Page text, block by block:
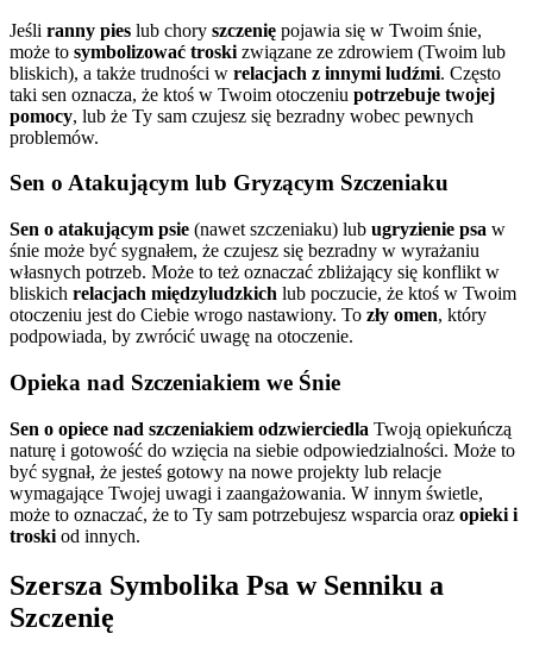
Jeśli ranny pies lub chory szczenię pojawia się w Twoim śnie,
może to symbolizować troski związane ze zdrowiem (Twoim lub
bliskich), a także trudności w relacjach z innymi ludźmi. Często
taki sen oznacza, że ktoś w Twoim otoczeniu potrzebuje twojej
pomocy, lub że Ty sam czujesz się bezradny wobec pewnych
problemów.
Sen o Atakującym lub Gryzącym Szczeniaku
Sen o atakującym psie (nawet szczeniaku) lub ugryzienie psa w
śnie może być sygnałem, że czujesz się bezradny w wyrażaniu
własnych potrzeb. Może to też oznaczać zbliżający się konflikt w
bliskich relacjach międzyludzkich lub poczucie, że ktoś w Twoim
otoczeniu jest do Ciebie wrogo nastawiony. To zły omen, który
podpowiada, by zwrócić uwagę na otoczenie.
Opieka nad Szczeniakiem we Śnie
Sen o opiece nad szczeniakiem odzwierciedla Twoją opiekuńczą
naturę i gotowość do wzięcia na siebie odpowiedzialności. Może to
być sygnał, że jesteś gotowy na nowe projekty lub relacje
wymagające Twojej uwagi i zaangażowania. W innym świetle,
może to oznaczać, że to Ty sam potrzebujesz wsparcia oraz opieki i
troski od innych.
Szersza Symbolika Psa w Senniku a
Szczenię